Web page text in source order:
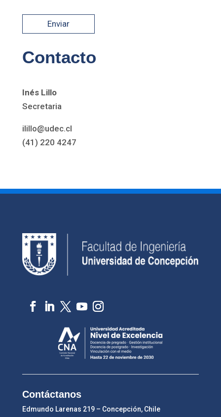
Contacto
Inés Lillo
Secretaria
ilillo@udec.cl
(41) 220 4247
Contáctanos
Edmundo Larenas 219 – Concepción, Chile